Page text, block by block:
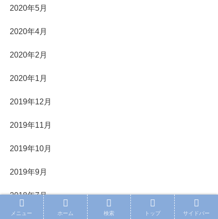
2020年5月
2020年4月
2020年2月
2020年1月
2019年12月
2019年11月
2019年10月
2019年9月
2018年7月
メニュー ホーム 検索 トップ サイドバー